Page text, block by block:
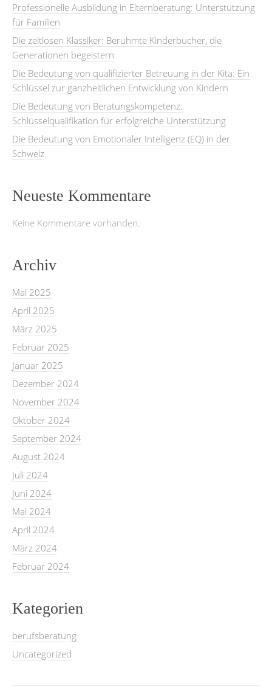
Professionelle Ausbildung in Elternberatung: Unterstützung
für Familien
Die zeitlosen Klassiker: Berühmte Kinderbücher, die
Generationen begeistern
Die Bedeutung von qualifizierter Betreuung in der Kita: Ein
Schlüssel zur ganzheitlichen Entwicklung von Kindern
Die Bedeutung von Beratungskompetenz:
Schlüsselqualifikation für erfolgreiche Unterstützung
Die Bedeutung von Emotionaler Intelligenz (EQ) in der
Schweiz
Neueste Kommentare
Keine Kommentare vorhanden.
Archiv
Mai 2025
April 2025
März 2025
Februar 2025
Januar 2025
Dezember 2024
November 2024
Oktober 2024
September 2024
August 2024
Juli 2024
Juni 2024
Mai 2024
April 2024
März 2024
Februar 2024
Kategorien
berufsberatung
Uncategorized